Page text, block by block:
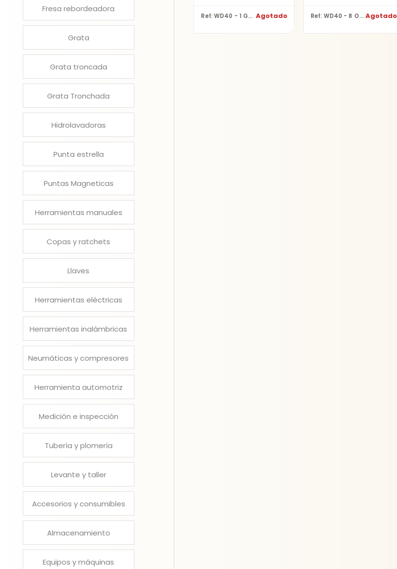
Fresa rebordeadora
Grata
Grata troncada
Grata Tronchada
Hidrolavadoras
Punta estrella
Puntas Magneticas
Herramientas manuales
Copas y ratchets
Llaves
Herramientas eléctricas
Herramientas inalámbricas
Neumáticas y compresores
Herramienta automotriz
Medición e inspección
Tubería y plomería
Levante y taller
Accesorios y consumibles
Almacenamiento
Equipos y máquinas
Ref: WD40 - 1 GALON Agotado Ref: WD40 - 8 ONZ Agotado